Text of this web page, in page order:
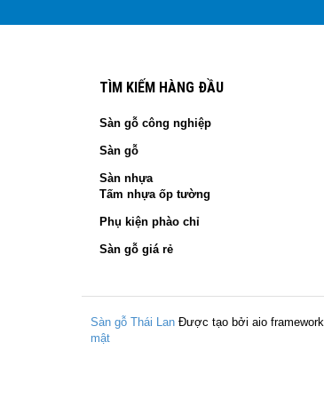
TÌM KIẾM HÀNG ĐẦU
Sàn gỗ công nghiệp
Sàn gỗ
Sàn nhựa
Tấm nhựa ốp tường
Phụ kiện phào chỉ
Sàn gỗ giá rẻ
Sàn gỗ Thái Lan Được tạo bởi aio framework
mật